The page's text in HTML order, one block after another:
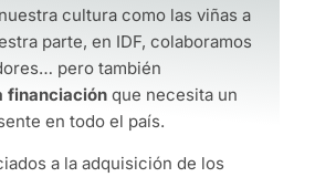
cultura como las viñas a
parte, en IDF, colaboramos
pero también
financiación que necesita un
en todo el país.
a la adquisición de los